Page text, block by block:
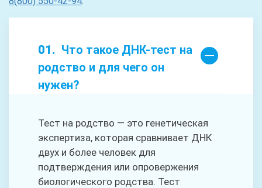
Что такое ДНК-тест на
родство и для чего он
нужен?
Тест на родство — это генетическая
экспертиза, которая сравнивает ДНК
двух и более человек для
подтверждения или опровержения
биологического родства. Тест